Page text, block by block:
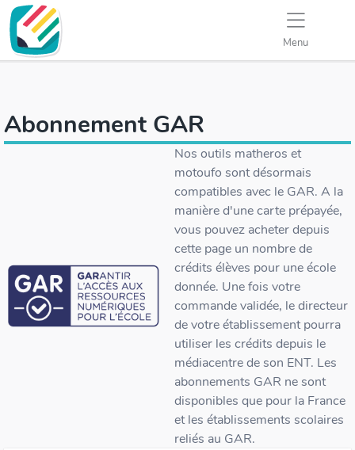
Menu
Abonnement GAR
Nos outils matheros et
motoufo sont désormais
compatibles avec le GAR. A la
manière d'une carte prépayée,
vous pouvez acheter depuis
cette page un nombre de
crédits élèves pour une école
donnée. Une fois votre
commande validée, le directeur
de votre établissement pourra
utiliser les crédits depuis le
médiacentre de son ENT. Les
abonnements GAR ne sont
disponibles que pour la France
et les établissements scolaires
reliés au GAR.